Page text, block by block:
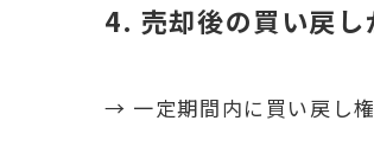
4. 売却後の買い戻し
→ 一定期間内に買い戻し